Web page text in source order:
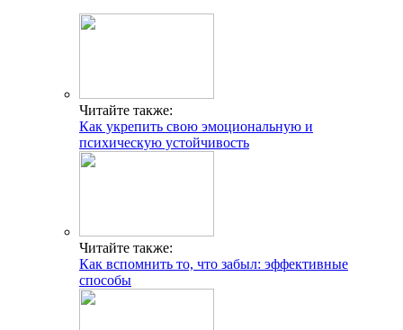
Читайте также:
Как укрепить свою эмоциональную и
психическую устойчивость
Читайте также:
Как вспомнить то, что забыл: эффективные
способы